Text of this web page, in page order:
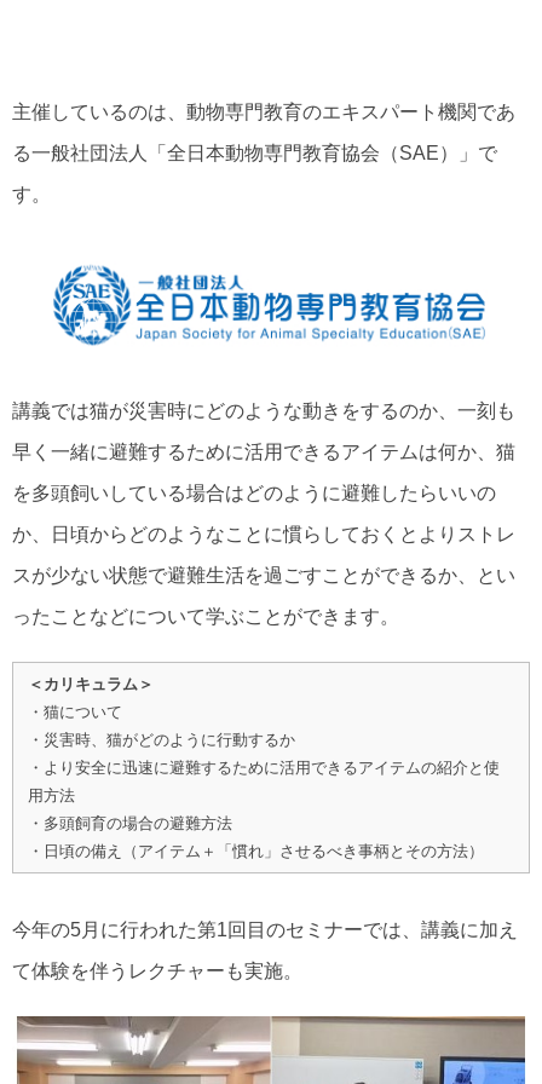
主催しているのは、動物専門教育のエキスパート機関であ
る一般社団法人「全日本動物専門教育協会（SAE）」で
す。
講義では猫が災害時にどのような動きをするのか、一刻も
早く一緒に避難するために活用できるアイテムは何か、猫
を多頭飼いしている場合はどのように避難したらいいの
か、日頃からどのようなことに慣らしておくとよりストレ
スが少ない状態で避難生活を過ごすことができるか、とい
ったことなどについて学ぶことができます。
＜カリキュラム＞
・猫について
・災害時、猫がどのように行動するか
・より安全に迅速に避難するために活用できるアイテムの紹介と使
用方法
・多頭飼育の場合の避難方法
・日頃の備え（アイテム＋「慣れ」させるべき事柄とその方法）
今年の5月に行われた第1回目のセミナーでは、講義に加え
て体験を伴うレクチャーも実施。